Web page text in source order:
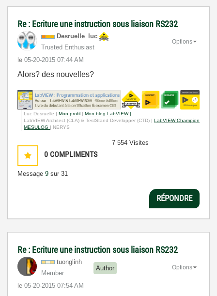
Re : Ecriture une instruction sous liaison RS232
Desruelle_luc
Trusted Enthusiast
le ‎05-20-2015 07:44 AM
Options
Alors? des nouvelles?
Luc Desruelle | Mon profil | Mon blog LabVIEW |
LabVIEW Architect (CLA) & TestStand Developper (CTD) | LabVIEW Champion
MESULOG | NERYS
0 COMPLIMENTS
Message 9 sur 31
7 554 Visites
RÉPONDRE
Re : Ecriture une instruction sous liaison RS232
tuonglinh
Member
Author
le ‎05-20-2015 07:54 AM
Options